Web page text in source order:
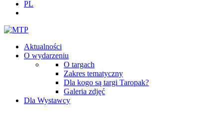
PL
Aktualności
O wydarzeniu
O targach
Zakres tematyczny
Dla kogo są targi Taropak?
Galeria zdjęć
Dla Wystawcy